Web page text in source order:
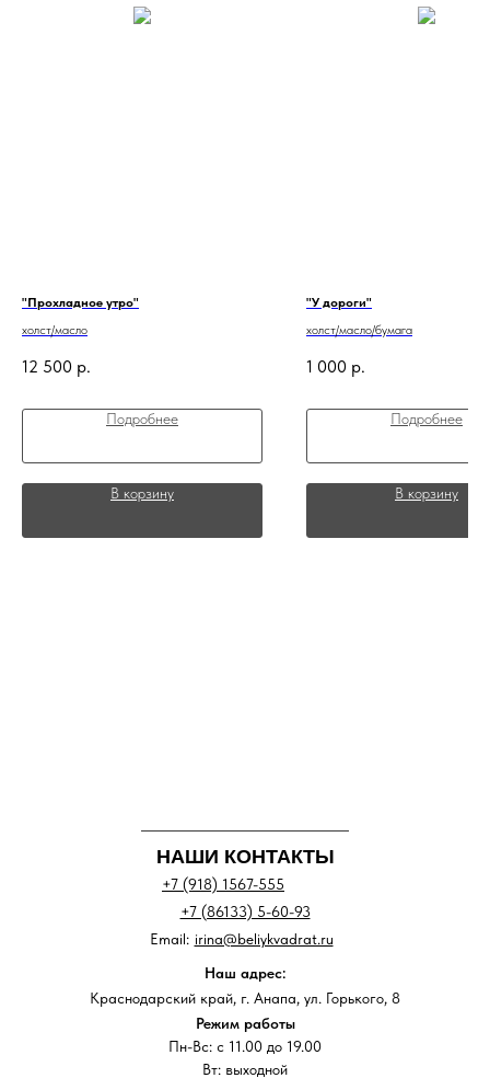
"Прохладное утро"
холст/масло
12 500 р.
Подробнее
В корзину
"У дороги"
холст/масло/бумага
1 000 р.
Подробнее
В корзину
НАШИ КОНТАКТЫ
+7 (918) 1567-555
+7 (86133) 5-60-93
Наш адрес:
Краснодарский край, г. Анапа, ул. Горького, 8
Режим работы
Пн-Вс: с 11.00 до 19.00
Вт: выходной
irina@beliykvadrat.ru
Email: